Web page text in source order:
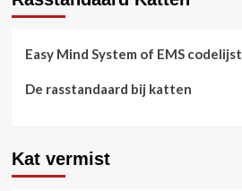
Easy Mind System of EMS codelijst
De rasstandaard bij katten
Kat vermist